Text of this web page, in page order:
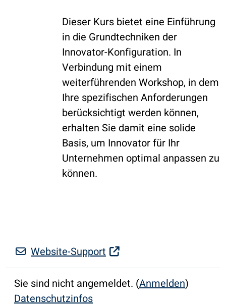
Dieser Kurs bietet eine Einführung
in die Grundtechniken der
Innovator-Konfiguration. In
Verbindung mit einem
weiterführenden Workshop, in dem
Ihre spezifischen Anforderungen
berücksichtigt werden können,
erhalten Sie damit eine solide
Basis, um Innovator für Ihr
Unternehmen optimal anpassen zu
können.
Website-Support
Sie sind nicht angemeldet. (Anmelden)
Datenschutzinfos